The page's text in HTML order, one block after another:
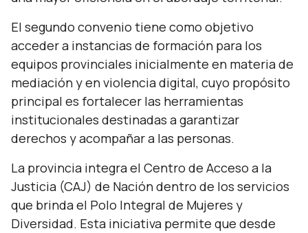
El segundo convenio tiene como objetivo
acceder a instancias de formación para los
equipos provinciales inicialmente en materia de
mediación y en violencia digital, cuyo propósito
principal es fortalecer las herramientas
institucionales destinadas a garantizar
derechos y acompañar a las personas.
La provincia integra el Centro de Acceso a la
Justicia (CAJ) de Nación dentro de los servicios
que brinda el Polo Integral de Mujeres y
Diversidad. Esta iniciativa permite que desde